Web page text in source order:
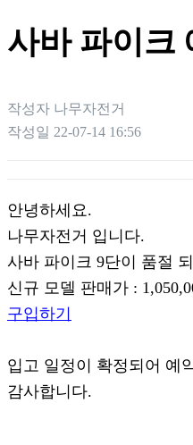
사바 파이크
작성자 나무자전거
작성일 22-07-14 16:56
본문
안녕하세요.
나무자전거 입니다.
사바 파이크 9단이 품절
신규 모델 판매가 :
구입하기
입고 일정이 확정되어 예
감사합니다.